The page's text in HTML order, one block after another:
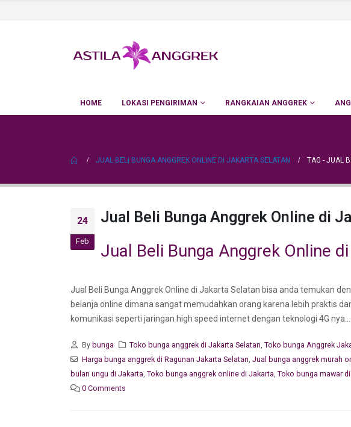
HOME LOKASI PENGIRIMAN RANGKAIAN ANGGREK
JUAL BELI BUNGA ANGGREK ONLINE DI JAKARTA SELATAN TAG - JUAL
24
Feb
Jual Beli Bunga Anggrek Online di
Jual Beli Bunga Anggrek Online
Jual Beli Bunga Anggrek Online di Jakarta Selatan bisa anda temukan
belanja online dimana sangat memudahkan orang karena lebih praktis
komunikasi seperti jaringan high speed internet dengan teknologi 4G nya...
By bunga Toko bunga anggrek di Jakarta Selatan,Toko bunga Anggrek
Harga bunga anggrek di Ragunan Jakarta Selatan, Jual bunga anggrek murah
bulan ungu di Jakarta, Toko bunga anggrek online di Jakarta, Toko bunga mawar
0 Comments